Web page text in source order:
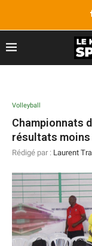
Volleyball
Championnats
résultats moins
Rédigé par : Laurent